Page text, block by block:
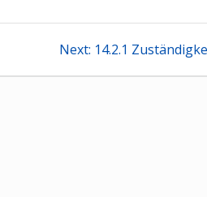
Next: Next
14.2.1